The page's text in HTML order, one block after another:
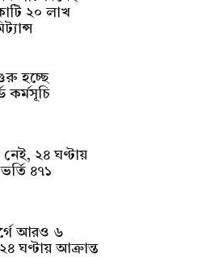
২০ লাখ
হচ্ছে
কর্মসূচি
২৪ ঘণ্টায়
৪৭১
আরও ৬
ঘণ্টায় আক্রান্ত